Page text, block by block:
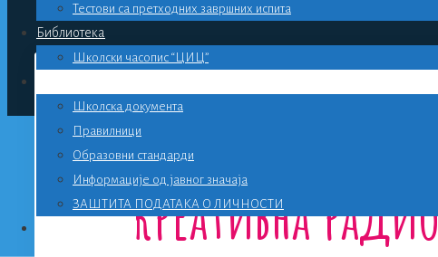
Тестови са претходних завршних испита
Библиотека
Школски часопис “ЦИЦ”
Школска документа
Правилници
Образовни стандарди
Информације од јавног значаја
ЗАШТИТА ПОДАТАКА О ЛИЧНОСТИ
Креативна